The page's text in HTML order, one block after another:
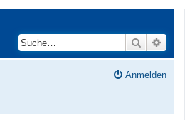
Suche
Anmelden